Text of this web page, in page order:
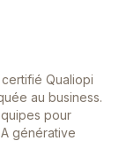
Qualiopi
au business.
pour
générative